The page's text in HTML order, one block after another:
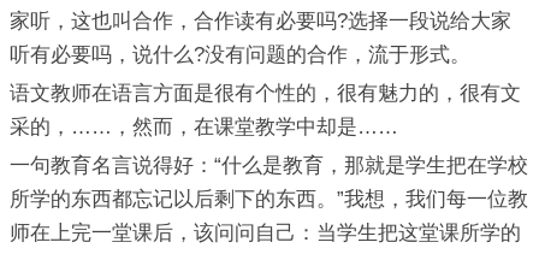
家听，这也叫合作，合作读有必要吗?选择一段说给大家
听有必要吗，说什么?没有问题的合作，流于形式。
语文教师在语言方面是很有个性的，很有魅力的，很有文
采的，……，然而，在课堂教学中却是……
一句教育名言说得好：“什么是教育，那就是学生把在学校
所学的东西都忘记以后剩下的东西。”我想，我们每一位教
师在上完一堂课后，该问问自己：当学生把这堂课所学的